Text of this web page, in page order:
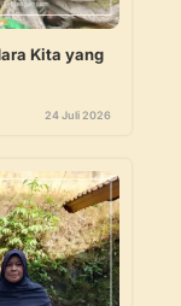
Kita yang
24 Juli 2026